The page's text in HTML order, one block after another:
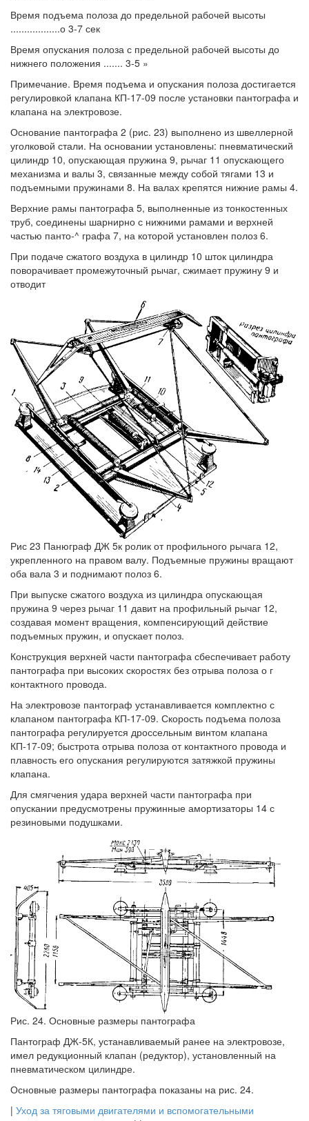
Время подъема полоза до предельной рабочей высоты
..................о 3-7 сек
Время опускания полоза с предельной рабочей высоты до
нижнего положения ....... 3-5 »
Примечание. Время подъема и опускания полоза достигается
регулировкой клапана КП-17-09 после установки пантографа и
клапана на электровозе.
Основание пантографа 2 (рис. 23) выполнено из швеллерной
уголковой стали. На основании установлены: пневматический
цилиндр 10, опускающая пружина 9, рычаг 11 опускающего
механизма и валы 3, связанные между собой тягами 13 и
подъемными пружинами 8. На валах крепятся нижние рамы 4.
Верхние рамы пантографа 5, выполненные из тонкостенных
труб, соединены шарнирно с нижними рамами и верхней
частью панто-^ графа 7, на которой установлен полоз 6.
При подаче сжатого воздуха в цилиндр 10 шток цилиндра
поворачивает промежуточный рычаг, сжимает пружину 9 и
отводит
Рис 23 Панюграф ДЖ 5к ролик от профильного рычага 12,
укрепленного на правом валу. Подъемные пружины вращают
оба вала 3 и поднимают полоз 6.
При выпуске сжатого воздуха из цилиндра опускающая
пружина 9 через рычаг 11 давит на профильный рычаг 12,
создавая момент вращения, компенсирующий действие
подъемных пружин, и опускает полоз.
Конструкция верхней части пантографа сбеспечивает работу
пантографа при высоких скоростях без отрыва полоза о г
контактного провода.
На электровозе пантограф устанавливается комплектно с
клапаном пантографа КП-17-09. Скорость подъема полоза
пантографа регулируется дроссельным винтом клапана
КП-17-09; быстрота отрыва полоза от контактного провода и
плавность его опускания регулируются затяжкой пружины
клапана.
Для смягчения удара верхней части пантографа при
опускании предусмотрены пружинные амортизаторы 14 с
резиновыми подушками.
Рис. 24. Основные размеры пантографа
Пантограф ДЖ-5К, устанавливаемый ранее на электровозе,
имел редукционный клапан (редуктор), установленный на
пневматическом цилиндре.
Основные размеры пантографа показаны на рис. 24.
| Уход за тяговыми двигателями и вспомогательными